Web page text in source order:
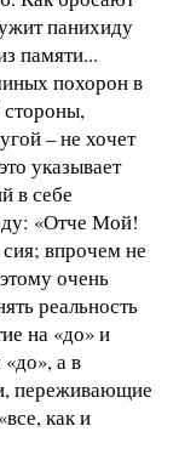
панихиду
памяти...
похорон в
– не хочет
указывает
в себе
«Отче Мой!
впрочем не
очень
реальность
на «до» и
«до», а в
переживающие
как и